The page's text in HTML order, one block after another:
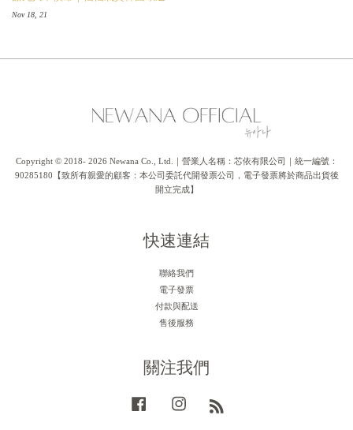
Nov 18, 21
Copyright © 2018- 2026 Newana Co., Ltd.｜營業人名稱：芯依有限公司｜統一編號：
90285180【致所有親愛的顧客：本公司委託代開發票公司，電子發票將於商品出貨後
開立完成】
快速連結
聯絡我們
電子發票
付款與配送
售後服務
關注我們
Facebook Instagram